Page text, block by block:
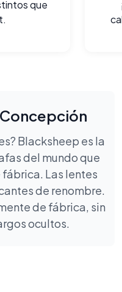
que
Concepción
Blacksheep es la
del mundo que
Las lentes
de renombre.
de fábrica, sin
ocultos.